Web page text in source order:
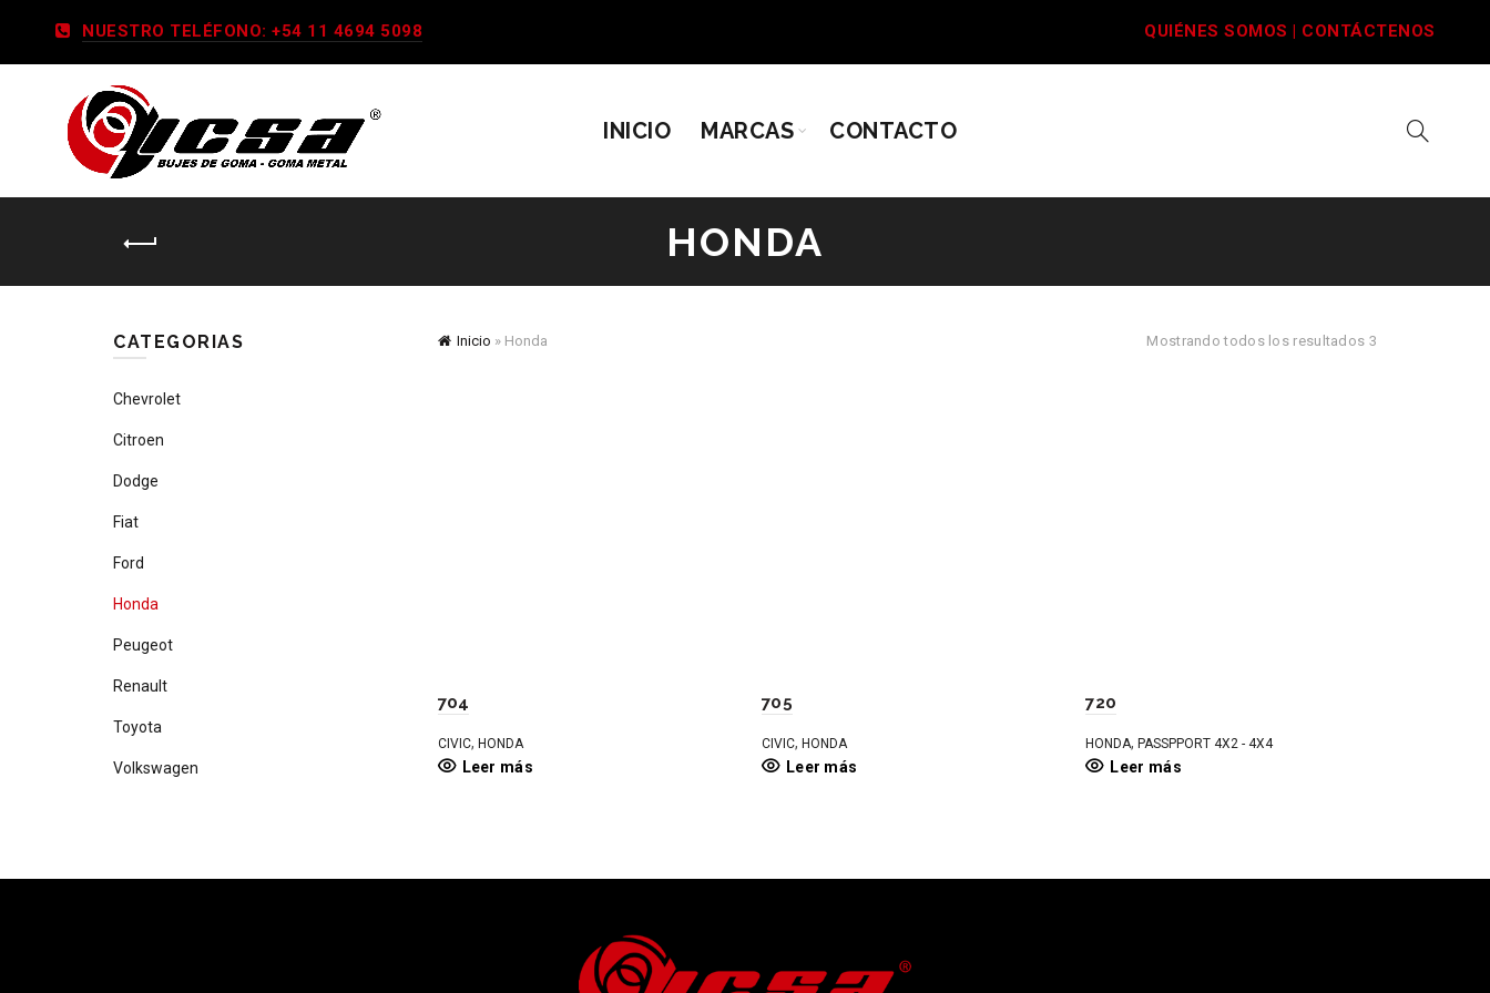
NUESTRO TELÉFONO: +54 11 4694 5098 QUIÉNES SOMOS | CONTÁCTENOS
INICIO MARCAS CONTACTO
HONDA
Inicio » Honda Mostrando todos los resultados 3
704
CIVIC, HONDA
Leer más
705
CIVIC, HONDA
Leer más
720
HONDA,PASSPPORT 4X2 - 4X4
Leer más
CATEGORIAS
Chevrolet
Citroen
Dodge
Fiat
Ford
Honda
Peugeot
Renault
Toyota
Volkswagen